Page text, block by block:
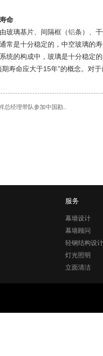
命
玻璃基片、间隔框（铝条）、
常是十分稳定的，中空玻璃的
的构成中，玻璃是十分稳定的
期寿命应大于15年”的概念。对
总经理带队参加中国勘..
服务
幕墙设计
幕墙顾问
轻钢结构设计
灯光照明
立面清洁